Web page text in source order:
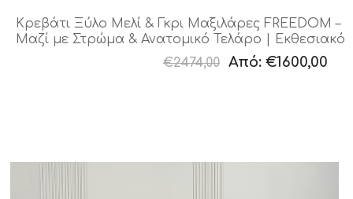
Κρεβάτι Ξύλο Μελί & Γκρι Μαξιλάρες FREEDOM –
Μαζί με Στρώμα & Ανατομικό Τελάρο | Εκθεσιακό
€2474,00 Από:€1600,00